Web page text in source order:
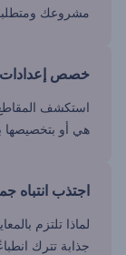
مشروعك
خصص إعدادات
استكشف المقاطع
هي أو بتخصيصها
اجتذب انتباه
لماذا تلتزم
جذابة تترك